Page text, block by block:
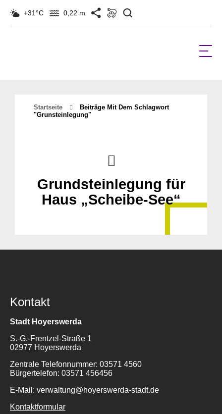
+31°C 0,22 m
Startseite
Beiträge Mit Dem Schlagwort
"Grunsteinlegung"
Grundsteinlegung für
Haus „Scheibe-See“
Kontakt
Stadt Hoyerswerda
S.-G.-Frentzel-Straße 1
02977 Hoyerswerda
Zentrale Telefonnummer: 03571 4560
Bürgertelefon: 03571 456456
E-Mail: verwaltung@hoyerswerda-stadt.de
Kontaktformular